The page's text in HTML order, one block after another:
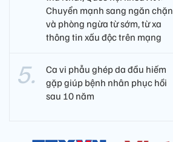
Chuyển mạnh sang ngăn chặn
và phòng ngừa từ sớm, từ xa
thông tin xấu độc trên mạng
Ca vi phẫu ghép da đầu hiếm
gặp giúp bệnh nhân phục hồi
sau 10 năm